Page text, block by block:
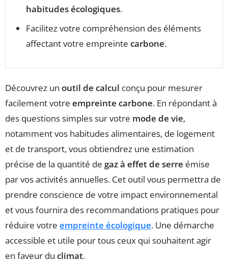
habitudes écologiques.
Facilitez votre compréhension des éléments
affectant votre empreinte carbone.
Découvrez un outil de calcul conçu pour mesurer
facilement votre empreinte carbone. En répondant à
des questions simples sur votre mode de vie,
notamment vos habitudes alimentaires, de logement
et de transport, vous obtiendrez une estimation
précise de la quantité de gaz à effet de serre émise
par vos activités annuelles. Cet outil vous permettra de
prendre conscience de votre impact environnemental
et vous fournira des recommandations pratiques pour
réduire votre empreinte écologique. Une démarche
accessible et utile pour tous ceux qui souhaitent agir
en faveur du climat.